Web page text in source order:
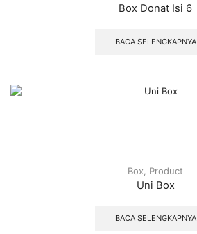
Box Donat Isi 6
BACA SELENGKAPNYA
Box Product
Uni Box
BACA SELENGKAPNYA